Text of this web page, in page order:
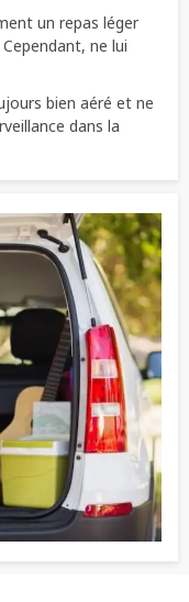
un repas léger
ne lui
bien aéré et ne
dans la